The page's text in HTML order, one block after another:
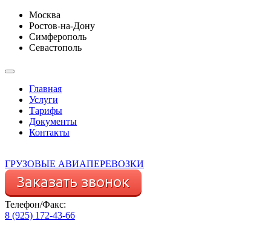
Москва
Ростов-на-Дону
Симферополь
Севастополь
Главная
Услуги
Тарифы
Документы
Контакты
ГРУЗОВЫЕ АВИАПЕРЕВОЗКИ
Телефон/Факс:
8 (925) 172-43-66